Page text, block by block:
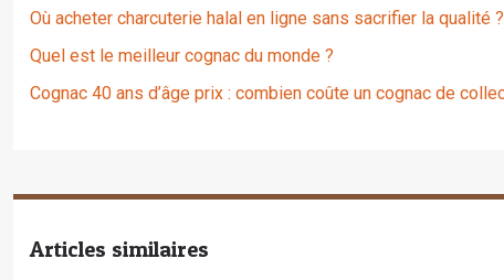
Où acheter charcuterie halal en ligne sans sacrifier la qualité ?
Quel est le meilleur cognac du monde ?
Cognac 40 ans d’âge prix : combien coûte un cognac de
Articles similaires